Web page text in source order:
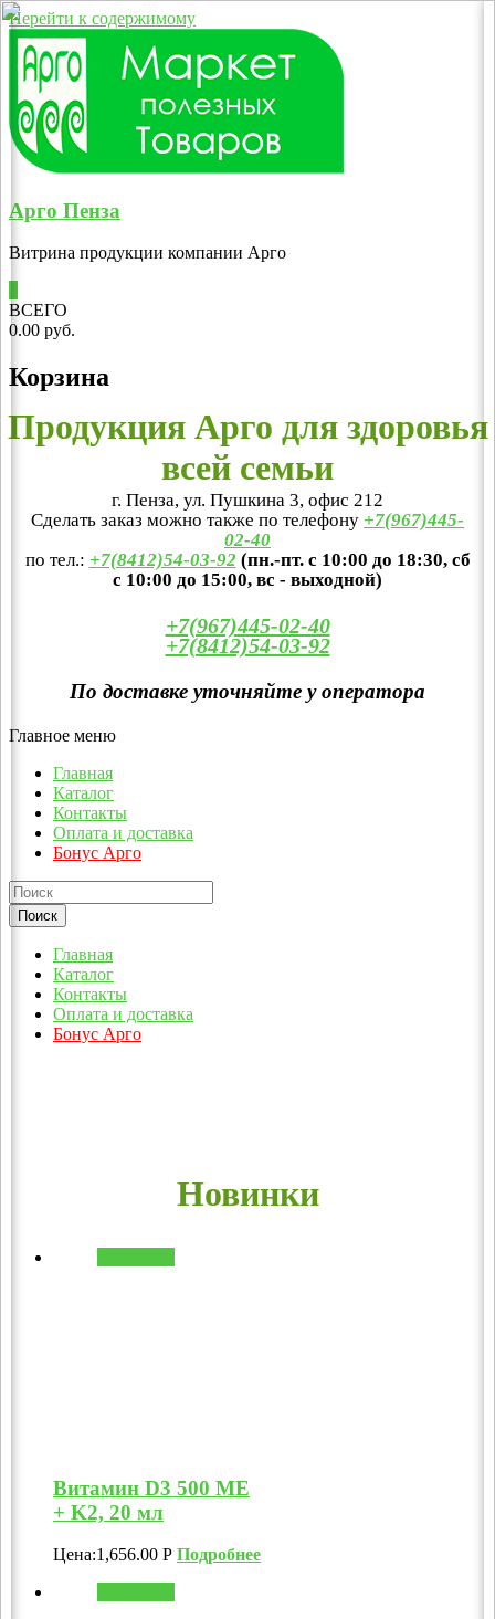
Перейти к содержимому
Арго Пенза
Витрина продукции компании Арго
ВСЕГО
0.00 руб.
Корзина
Продукция Арго для здоровья
всей семьи
г. Пенза, ул. Пушкина 3, офис 212
Сделать заказ можно также по телефону +7(967)445-
02-40
по тел.: +7(8412)54-03-92 (пн.-пт. с 10:00 до 18:30, сб
с 10:00 до 15:00, вс - выходной)
+7(967)445-02-40
+7(8412)54-03-92
По доставке уточняйте у оператора
Главное меню
Главная
Каталог
Контакты
Оплата и доставка
Бонус Арго
Главная
Каталог
Контакты
Оплата и доставка
Бонус Арго
Новинки
Витамин D3 500 МЕ
+ K2, 20 мл
Цена:1,656.00 Р Подробнее